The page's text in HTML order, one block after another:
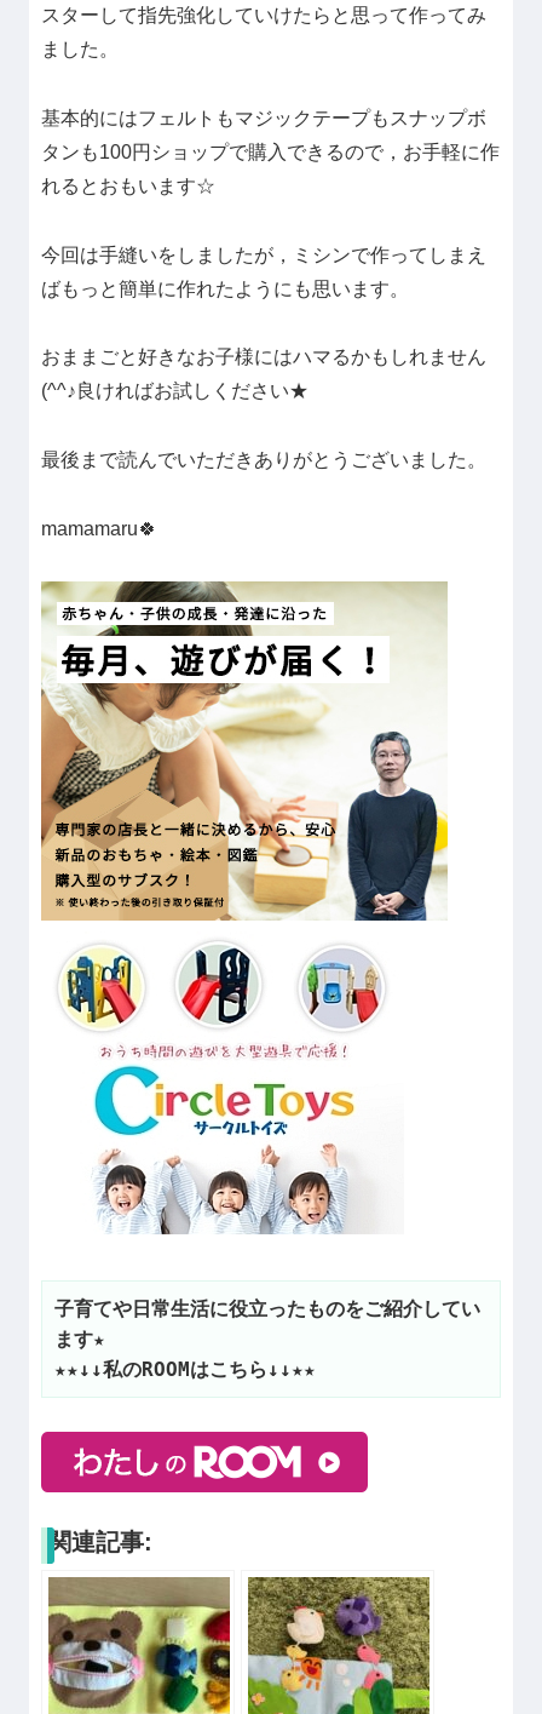
スターして指先強化していけたらと思って作ってみ
ました。
基本的にはフェルトもマジックテープもスナップボ
タンも100円ショップで購入できるので，お手軽に作
れるとおもいます☆
今回は手縫いをしましたが，ミシンで作ってしまえ
ばもっと簡単に作れたようにも思います。
おままごと好きなお子様にはハマるかもしれません
(^^♪良ければお試しください★
最後まで読んでいただきありがとうございました。
mamamaru🍀
子育てや日常生活に役立ったものをご紹介してい
ます★
★★↓↓私のROOMはこちら↓↓★★
関連記事: